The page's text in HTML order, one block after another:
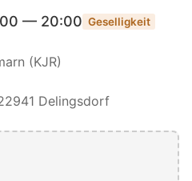
— 20:00 Geselligkeit
(KJR)
Delingsdorf